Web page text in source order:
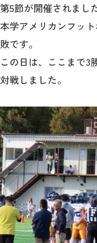
明治学院大学につ
教育
学生生活
留学・国際交流
キャリア
ボランティア
生涯学習・社会連
第5節が開催されまし
本学アメリカンフッ
敗です。
この日は、ここまで3
対戦しました。